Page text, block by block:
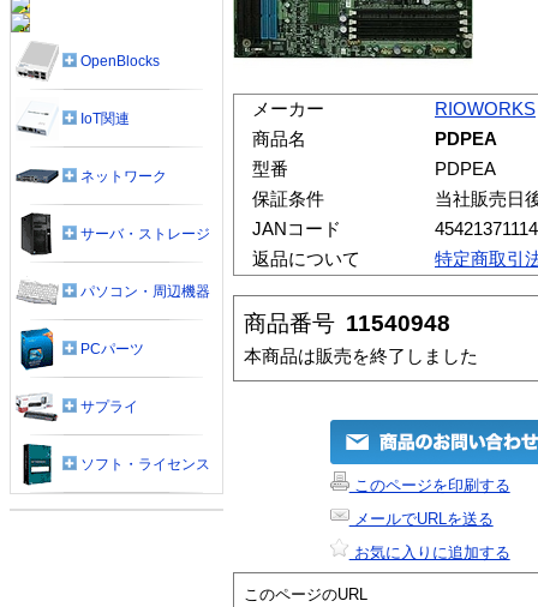
メーカー
RIOWORKS
商品名
PDPEA
型番
PDPEA
保証条件
当社販売日
JANコード
返品について
特定商取引
商品番号 11540948
本商品は販売を終了しました
このページを印刷する
メールでURLを送る
お気に入りに追加する
このページのURL
OpenBlocks
IoT関連
ネットワーク
サーバ・ストレージ
パソコン・周辺機器
PCパーツ
サプライ
ソフト・ライセンス